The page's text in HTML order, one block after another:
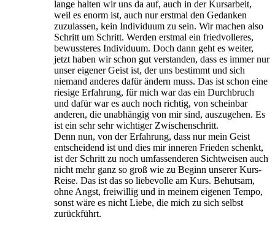
lange halten wir uns da auf, auch in der Kursarbeit,
weil es enorm ist, auch nur erstmal den Gedanken
zuzulassen, kein Individuum zu sein. Wir machen also
Schritt um Schritt. Werden erstmal ein friedvolleres,
bewussteres Individuum. Doch dann geht es weiter,
jetzt haben wir schon gut verstanden, dass es immer nur
unser eigener Geist ist, der uns bestimmt und sich
niemand anderes dafür ändern muss. Das ist schon eine
riesige Erfahrung, für mich war das ein Durchbruch
und dafür war es auch noch richtig, von scheinbar
anderen, die unabhängig von mir sind, auszugehen. Es
ist ein sehr sehr wichtiger Zwischenschritt.
Denn nun, von der Erfahrung, dass nur mein Geist
entscheidend ist und dies mir inneren Frieden schenkt,
ist der Schritt zu noch umfassenderen Sichtweisen auch
nicht mehr ganz so groß wie zu Beginn unserer Kurs-
Reise. Das ist das so liebevolle am Kurs. Behutsam,
ohne Angst, freiwillig und in meinem eigenen Tempo,
sonst wäre es nicht Liebe, die mich zu sich selbst
zurückführt.